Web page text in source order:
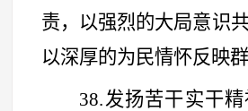
责，以强烈的大局意识
以深厚的为民情怀反映群
38.发扬苦干实干